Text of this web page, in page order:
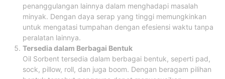
penanggulangan lainnya dalam menghadapi masalah
minyak. Dengan daya serap yang tinggi memungkinkan
untuk mengatasi tumpahan dengan efesiensi waktu tanpa
peralatan lainnya.
Tersedia dalam Berbagai Bentuk
Oil Sorbent tersedia dalam berbagai bentuk, seperti pad,
sock, pillow, roll, dan juga boom. Dengan beragam pilihan